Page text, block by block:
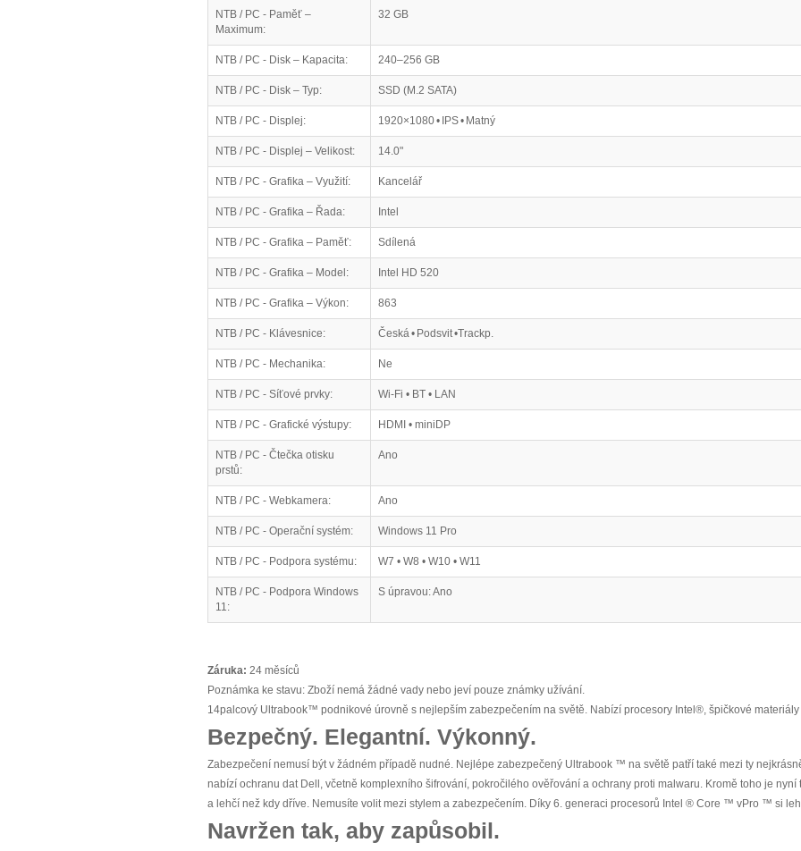
NTB / PC - Paměť –
Maximum:
32 GB
NTB / PC - Disk – Kapacita: 240–256 GB
NTB / PC - Disk – Typ: SSD (M.2 SATA)
NTB / PC - Displej: 1920×1080 • IPS • Matný
NTB / PC - Displej – Velikost: 14.0"
NTB / PC - Grafika – Využití: Kancelář
NTB / PC - Grafika – Řada: Intel
NTB / PC - Grafika – Paměť: Sdílená
NTB / PC - Grafika – Model: Intel HD 520
NTB / PC - Grafika – Výkon: 863
NTB / PC - Klávesnice: Česká • Podsvit •Trackp.
NTB / PC - Mechanika: Ne
NTB / PC - Síťové prvky: Wi-Fi • BT • LAN
NTB / PC - Grafické výstupy: HDMI • miniDP
NTB / PC - Čtečka otisku
prstů:
Ano
NTB / PC - Webkamera: Ano
NTB / PC - Operační systém: Windows 11 Pro
NTB / PC - Podpora systému: W7 • W8 • W10 • W11
NTB / PC - Podpora Windows
11:
S úpravou: Ano
Záruka: 24 měsíců
Poznámka ke stavu: Zboží nemá žádné vady nebo jeví pouze známky užívání.
14palcový Ultrabook™ podnikové úrovně s nejlepším zabezpečením na světě. Nabízí procesory Intel®, špičkové
Bezpečný. Elegantní. Výkonný.
Zabezpečení nemusí být v žádném případě nudné. Nejlépe zabezpečený Ultrabook ™ na světě patří také mezi ty
nabízí ochranu dat Dell, včetně komplexního šifrování, pokročilého ověřování a ochrany proti malwaru. Kromě toho je
a lehčí než kdy dříve. Nemusíte volit mezi stylem a zabezpečením. Díky 6. generaci procesorů Intel ® Core ™ vPro ™ si
Navržen tak, aby zapůsobil.